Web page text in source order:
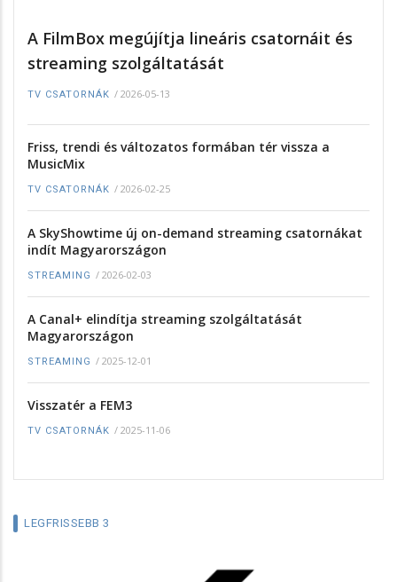
A FilmBox megújítja lineáris csatornáit és
streaming szolgáltatását
TV CSATORNÁK / 2026-05-13
Friss, trendi és változatos formában tér vissza a
MusicMix
TV CSATORNÁK / 2026-02-25
A SkyShowtime új on-demand streaming csatornákat
indít Magyarországon
STREAMING / 2026-02-03
A Canal+ elindítja streaming szolgáltatását
Magyarországon
STREAMING / 2025-12-01
Visszatér a FEM3
TV CSATORNÁK / 2025-11-06
LEGFRISSEBB 3